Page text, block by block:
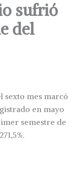
sufrió
del
sexto mes marcó
en mayo
semestre de